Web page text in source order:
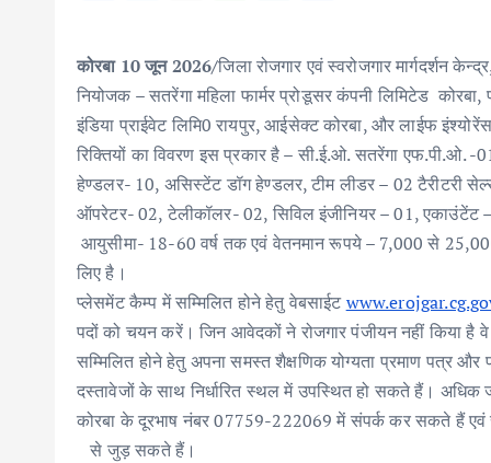
e
b
o
o
k
it
te
r
ai
l
at
s
A
p
p
k
e
dI
n
ar
e
कोरबा 10 जून 2026/जिला रोजगार एवं स्वरोजगार मार्गदर्शन
नियोजक – सतरेंगा महिला फार्मर प्रोडूसर कंपनी लिमिटेड
इंडिया प्राईवेट लिमि0 रायपुर, आईसेक्ट कोरबा, और लाईफ इंश्योरेंस
रिक्तियों का विवरण इस प्रकार है – सी.ई.ओ. सतरेंगा
हेण्डलर- 10, असिस्टेंट डॉग हेण्डलर, टीम लीडर – 02 टैरीटरी
ऑपरेटर- 02, टेलीकॉलर- 02, सिविल इंजीनियर – 01, एकाउंटेंट
आयुसीमा- 18-60 वर्ष तक एवं वेतनमान रूपये – 7,000 से 25,000
लिए है।
प्लेसमेंट कैम्प में सम्मिलित होने हेतु वेबसाईट
पदों को चयन करें। जिन आवेदकों ने रोजगार पंजीयन नहीं किया
सम्मिलित होने हेतु अपना समस्त शैक्षणिक योग्यता प्रमाण पत्र और
दस्तावेजों के साथ निर्धारित स्थल में उपस्थित हो सकते हैं। अधिक
कोरबा के दूरभाष नंबर 07759-222069 में संपर्क कर सकते हैं एवं
से जुड़ सकते हैं।